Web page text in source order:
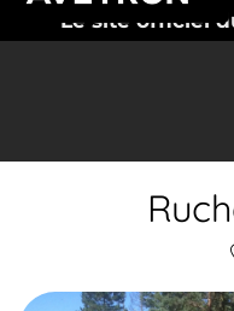
Le site officiel